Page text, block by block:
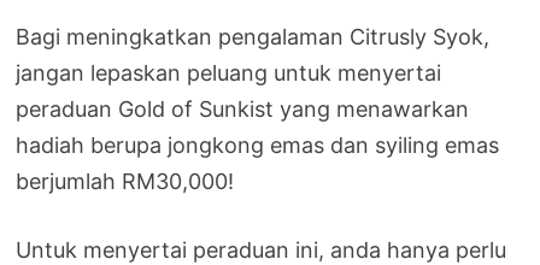
Bagi meningkatkan pengalaman Citrusly Syok,
jangan lepaskan peluang untuk menyertai
peraduan Gold of Sunkist yang menawarkan
hadiah berupa jongkong emas dan syiling emas
berjumlah RM30,000!
Untuk menyertai peraduan ini, anda hanya perlu